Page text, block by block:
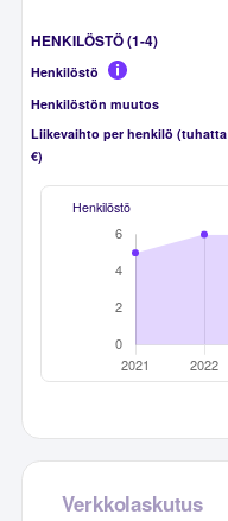
HENKILÖSTÖ (1-4)
Henkilöstö
Henkilöstön muutos
Liikevaihto per henkilö (tuhatta
€)
Henkilöstö
Verkkolaskutus